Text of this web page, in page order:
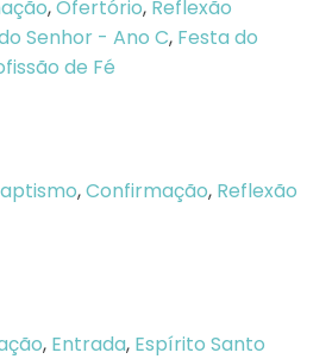
,Ofertório, Reflexão
Senhor - Ano C, Festa do
de Fé
,Confirmação, Reflexão
, Entrada, Espírito Santo